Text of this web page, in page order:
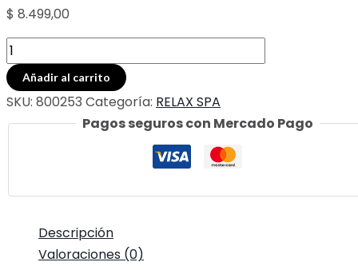
$ 8.499,00
SAHUMERIO
EN
POLVO
20
Añadir al carrito
SKU: 800253 Categoría: RELAX SPA
Pagos seguros con Mercado Pago
Descripción
Valoraciones (0)